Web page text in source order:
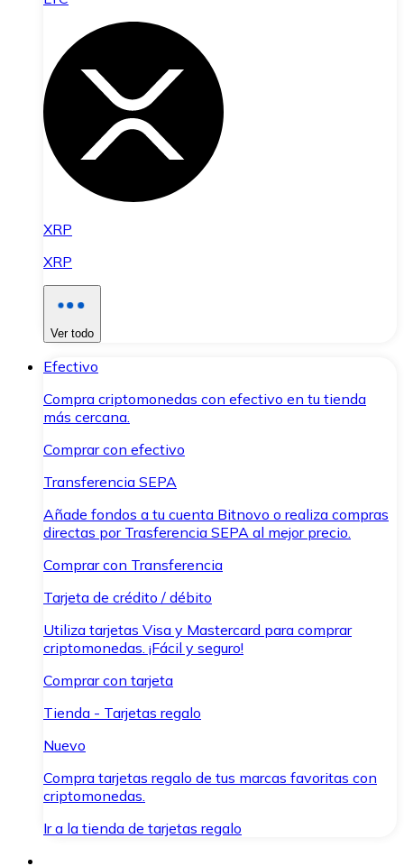
XRP
XRP
Ver todo
Efectivo
Compra criptomonedas con efectivo en tu tienda
más cercana.
Comprar con efectivo
Transferencia SEPA
Añade fondos a tu cuenta Bitnovo o realiza compras
directas por Trasferencia SEPA al mejor precio.
Comprar con Transferencia
Tarjeta de crédito / débito
Utiliza tarjetas Visa y Mastercard para comprar
criptomonedas. ¡Fácil y seguro!
Comprar con tarjeta
Tienda - Tarjetas regalo
Nuevo
Compra tarjetas regalo de tus marcas favoritas con
criptomonedas.
Ir a la tienda de tarjetas regalo